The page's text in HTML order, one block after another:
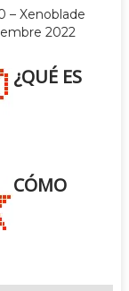
– Xenoblade
2022
¿QUÉ ES
CÓMO